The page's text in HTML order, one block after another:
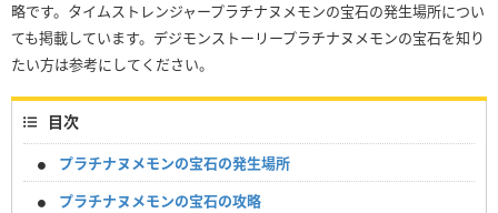
略です。タイムストレンジャープラチナヌメモンの宝石の発生場所につい
ても掲載しています。デジモンストーリープラチナヌメモンの宝石を知り
たい方は参考にしてください。
目次
プラチナヌメモンの宝石の発生場所
プラチナヌメモンの宝石の攻略